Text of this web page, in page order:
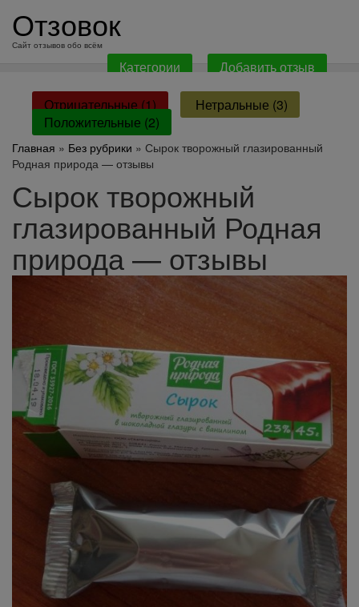
содержанию
Отзовок
Сайт отзывов обо всём
Категории Добавить отзыв
Отрицательные (1)
Нетральные (3)
Положительные (2)
Главная » Без рубрики » Сырок творожный глазированный
Родная природа — отзывы
Сырок творожный
глазированный Родная
природа — отзывы